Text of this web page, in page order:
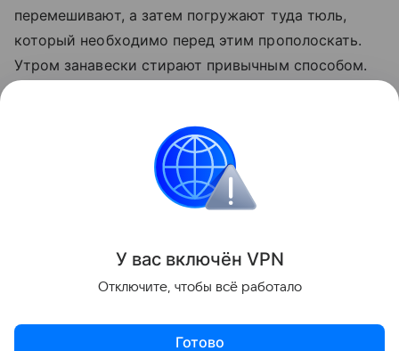
перемешивают, а затем погружают туда тюль,
который необходимо перед этим прополоскать.
Утром занавески стирают привычным способом.
После чего можно повесить слегка отжатые
У вас включён VPN
Отключите, чтобы всё работало
Готово